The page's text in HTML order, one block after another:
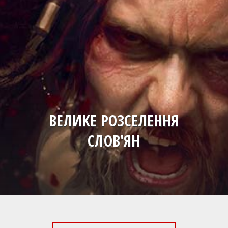
ВЕЛИКЕ РОЗСЕЛЕННЯ
СЛОВ'ЯН